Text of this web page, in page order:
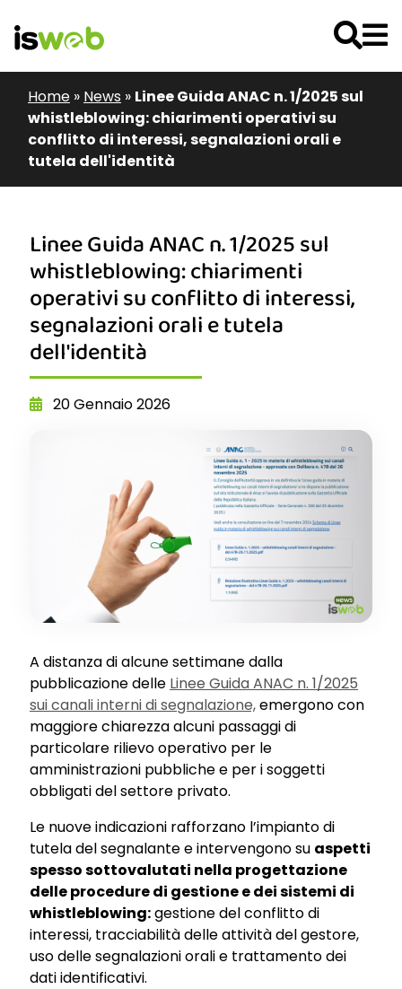
Home » News » Linee Guida ANAC n. 1/2025 sul
whistleblowing: chiarimenti operativi su
conflitto di interessi, segnalazioni orali e
tutela dell'identità
Linee Guida ANAC n. 1/2025 sul
whistleblowing: chiarimenti
operativi su conflitto di interessi,
segnalazioni orali e tutela
dell'identità
20 Gennaio 2026
A distanza di alcune settimane dalla
pubblicazione delle Linee Guida ANAC n. 1/2025
sui canali interni di segnalazione,emergono con
maggiore chiarezza alcuni passaggi di
particolare rilievo operativo per le
amministrazioni pubbliche e per i soggetti
obbligati del settore privato.
Le nuove indicazioni rafforzano l’impianto di
tutela del segnalante e intervengono su aspetti
spesso sottovalutati nella progettazione
delle procedure di gestione e dei sistemi di
whistleblowing:gestione del conflitto di
interessi, tracciabilità delle attività del gestore,
uso delle segnalazioni orali e trattamento dei
dati identificativi.